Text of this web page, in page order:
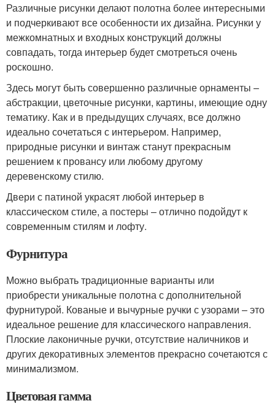
Различные рисунки делают полотна более интересными
и подчеркивают все особенности их дизайна. Рисунки у
межкомнатных и входных конструкций должны
совпадать, тогда интерьер будет смотреться очень
роскошно.
Здесь могут быть совершенно различные орнаменты –
абстракции, цветочные рисунки, картины, имеющие одну
тематику. Как и в предыдущих случаях, все должно
идеально сочетаться с интерьером. Например,
природные рисунки и винтаж станут прекрасным
решением к провансу или любому другому
деревенскому стилю.
Двери с патиной украсят любой интерьер в
классическом стиле, а постеры – отлично подойдут к
современным стилям и лофту.
Фурнитура
Можно выбрать традиционные варианты или
приобрести уникальные полотна с дополнительной
фурнитурой. Кованые и вычурные ручки с узорами – это
идеальное решение для классического направления.
Плоские лаконичные ручки, отсутствие наличников и
других декоративных элементов прекрасно сочетаются с
минимализмом.
Цветовая гамма